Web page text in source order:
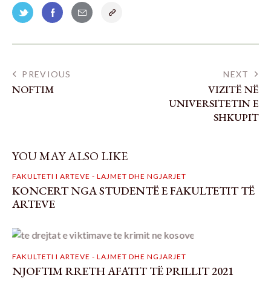
PREVIOUS
NOFTIM
NEXT
VIZITË NË
UNIVERSITETIN E
SHKUPIT
YOU MAY ALSO LIKE
FAKULTETI I ARTEVE - LAJMET DHE NGJARJET
KONCERT NGA STUDENTË E FAKULTETIT TË
ARTEVE
FAKULTETI I ARTEVE - LAJMET DHE NGJARJET
NJOFTIM RRETH AFATIT TË PRILLIT 2021